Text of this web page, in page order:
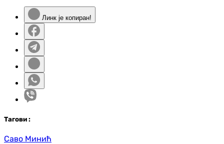
Линк је копиран!
Тагови :
Саво Минић